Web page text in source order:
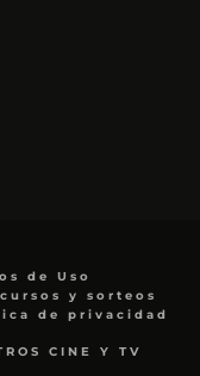
de Uso
y sorteos
de privacidad
CINE Y TV